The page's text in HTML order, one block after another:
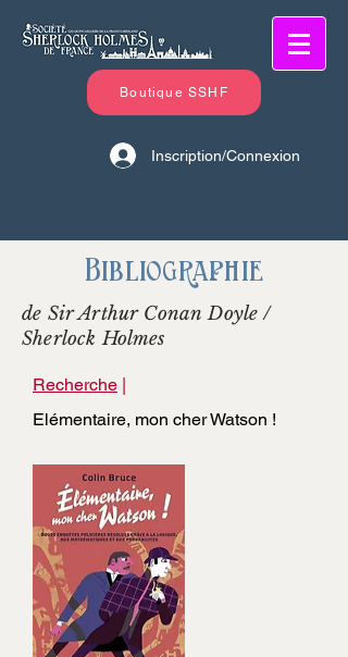
Boutique SSHF
Inscription/Connexion
Bibliographie
de Sir Arthur Conan Doyle /
Sherlock Holmes
Recherche |
Elémentaire, mon cher Watson !